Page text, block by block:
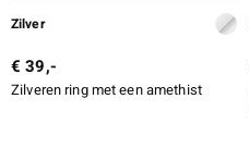
Zilver
€ 39,-
Zilveren ring met een amethist